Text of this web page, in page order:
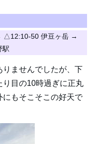
50 伊豆ヶ岳 →
駅
ませんでしたが、下
り目の10時過ぎに正丸
もそこそこの好天で